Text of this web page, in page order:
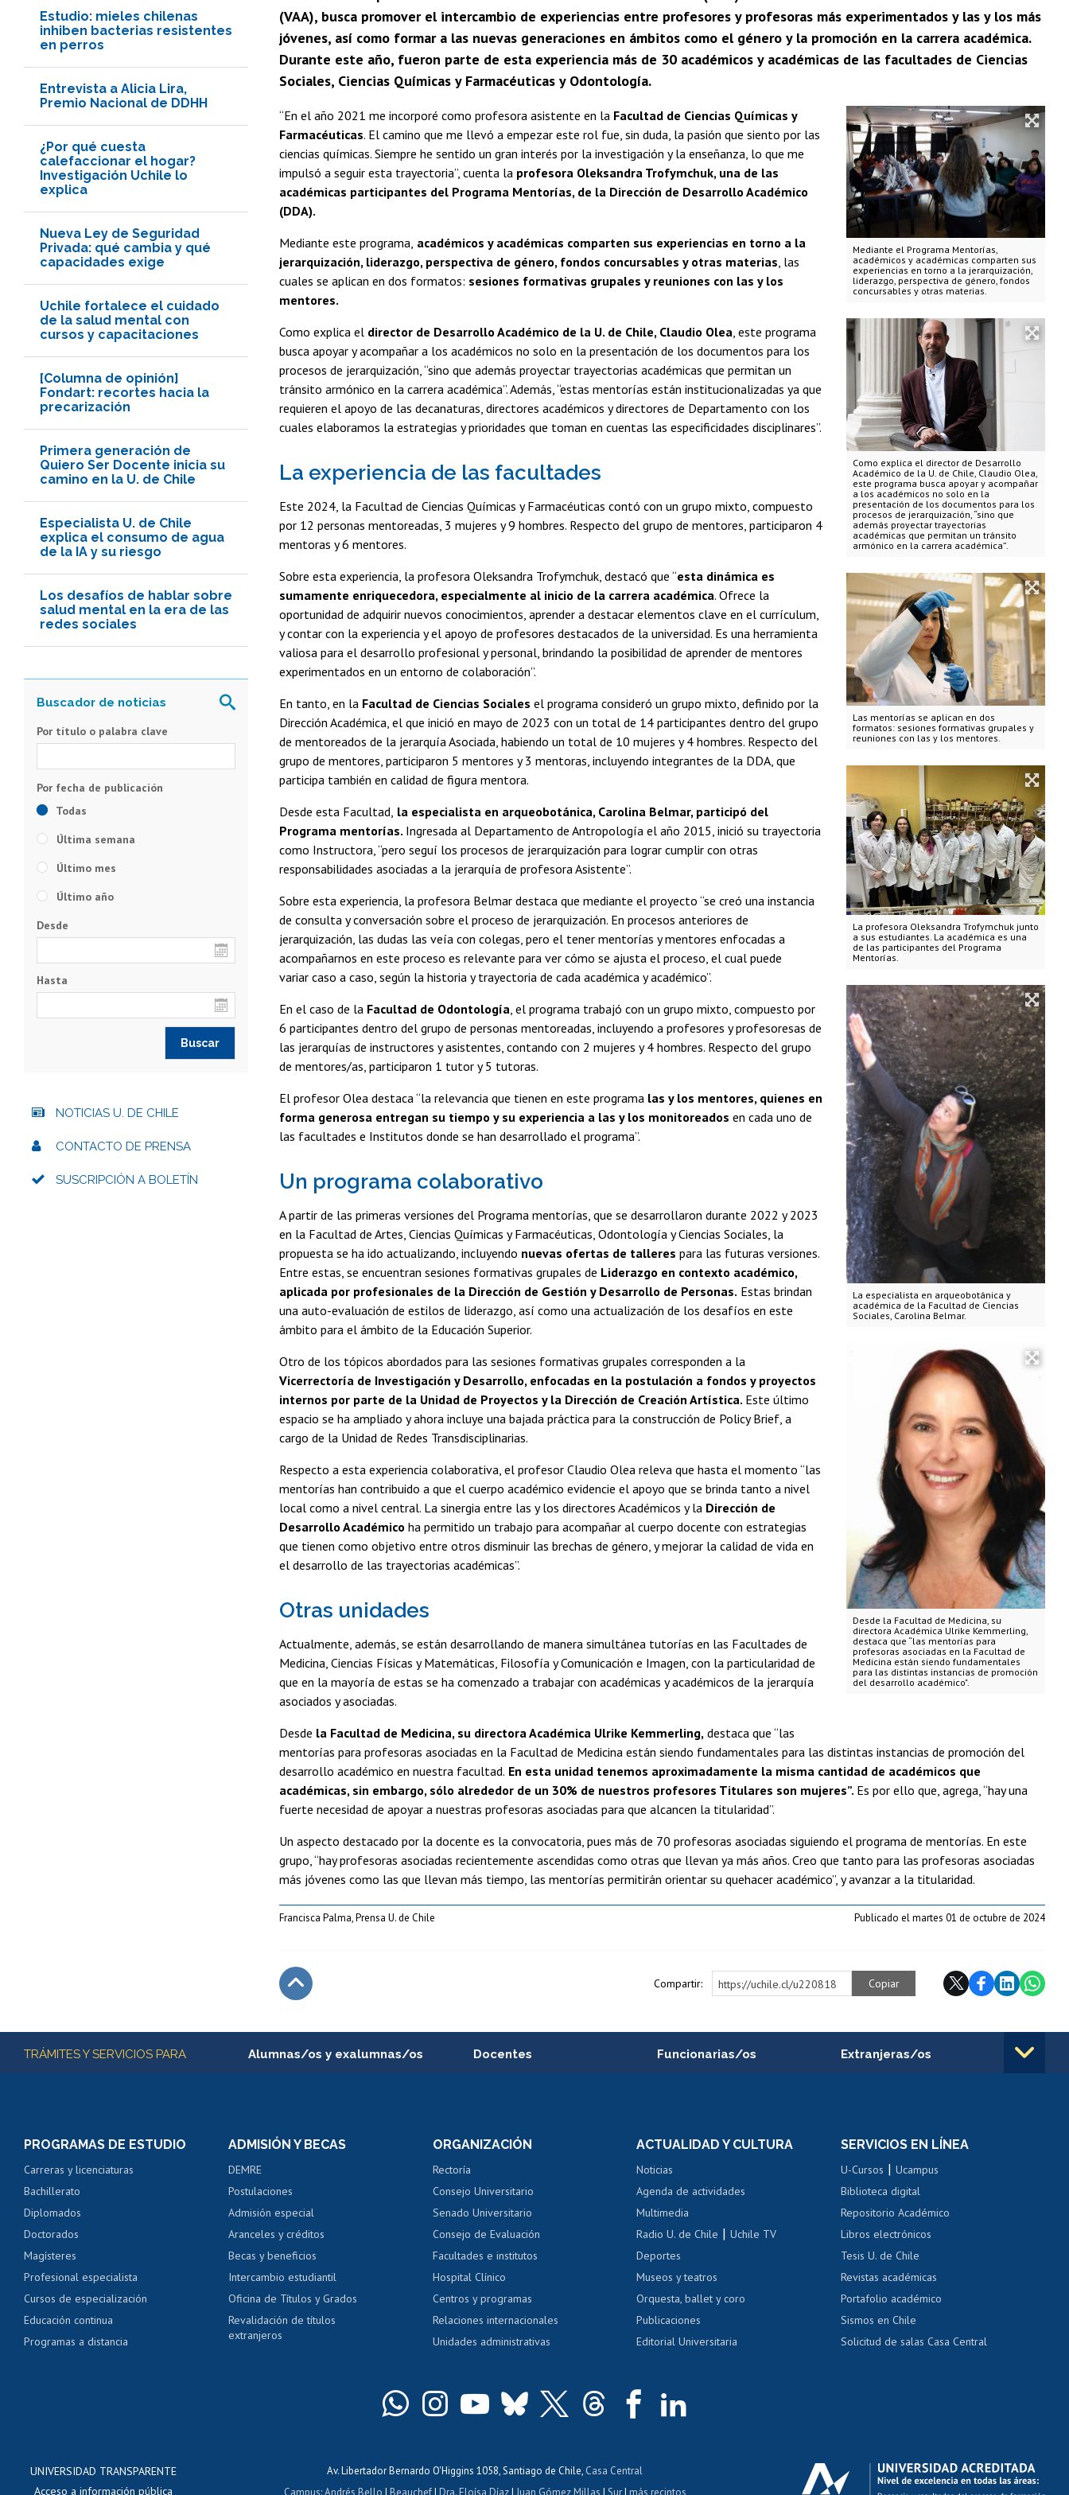
Estudio: mieles chilenas
inhiben bacterias resistentes
en perros
Entrevista a Alicia Lira,
Premio Nacional de DDHH
¿Por qué cuesta
calefaccionar el hogar?
Investigación Uchile lo
explica
Nueva Ley de Seguridad
Privada: qué cambia y qué
capacidades exige
Uchile fortalece el cuidado
de la salud mental con
cursos y capacitaciones
[Columna de opinión]
Fondart: recortes hacia la
precarización
Primera generación de
Quiero Ser Docente inicia su
camino en la U. de Chile
Especialista U. de Chile
explica el consumo de agua
de la IA y su riesgo
Los desafíos de hablar sobre
salud mental en la era de las
redes sociales
(VAA), busca promover el intercambio de experiencias entre profesores y profesoras más experimentados y las y los más
jóvenes, así como formar a las nuevas generaciones en ámbitos como el género y la promoción en la carrera académica.
Durante este año, fueron parte de esta experiencia más de 30 académicos y académicas de las facultades de Ciencias
Sociales, Ciencias Químicas y Farmacéuticas y Odontología.
Mediante el Programa Mentorías,
académicos y académicas comparten sus
experiencias en torno a la jerarquización,
liderazgo, perspectiva de género, fondos
concursables y otras materias.
Como explica el director de Desarrollo
Académico de la U. de Chile, Claudio Olea,
este programa busca apoyar y acompañar
a los académicos no solo en la
presentación de los documentos para los
procesos de jerarquización, “sino que
además proyectar trayectorias
académicas que permitan un tránsito
armónico en la carrera académica”.
Las mentorías se aplican en dos
formatos: sesiones formativas grupales y
reuniones con las y los mentores.
La profesora Oleksandra Trofymchuk junto
a sus estudiantes. La académica es una
de las participantes del Programa
Mentorías.
La especialista en arqueobotánica y
académica de la Facultad de Ciencias
Sociales, Carolina Belmar.
Desde la Facultad de Medicina, su
directora Académica Ulrike Kemmerling,
destaca que “las mentorías para
profesoras asociadas en la Facultad de
Medicina están siendo fundamentales
para las distintas instancias de promoción
del desarrollo académico".
“En el año 2021 me incorporé como profesora asistente en la Facultad de Ciencias Químicas y
Farmacéuticas. El camino que me llevó a empezar este rol fue, sin duda, la pasión que siento por las
ciencias químicas. Siempre he sentido un gran interés por la investigación y la enseñanza, lo que me
impulsó a seguir esta trayectoria”, cuenta la profesora Oleksandra Trofymchuk, una de las
académicas participantes del Programa Mentorías, de la Dirección de Desarrollo Académico
(DDA).
Mediante este programa, académicos y académicas comparten sus experiencias en torno a la
jerarquización, liderazgo, perspectiva de género, fondos concursables y otras materias , las
cuales se aplican en dos formatos: sesiones formativas grupales y reuniones con las y los
mentores.
Como explica el director de Desarrollo Académico de la U. de Chile, Claudio Olea , este programa
busca apoyar y acompañar a los académicos no solo en la presentación de los documentos para los
procesos de jerarquización, “sino que además proyectar trayectorias académicas que permitan un
tránsito armónico en la carrera académica”. Además, “estas mentorías están institucionalizadas ya que
requieren el apoyo de las decanaturas, directores académicos y directores de Departamento con los
cuales elaboramos la estrategias y prioridades que toman en cuentas las especificidades disciplinares”.
La experiencia de las facultades
Este 2024, la Facultad de Ciencias Químicas y Farmacéuticas contó con un grupo mixto, compuesto
por 12 personas mentoreadas, 3 mujeres y 9 hombres. Respecto del grupo de mentores, participaron 4
mentoras y 6 mentores.
Sobre esta experiencia, la profesora Oleksandra Trofymchuk, destacó que “esta dinámica es
sumamente enriquecedora, especialmente al inicio de la carrera académica. Ofrece la
oportunidad de adquirir nuevos conocimientos, aprender a destacar elementos clave en el currículum,
y contar con la experiencia y el apoyo de profesores destacados de la universidad. Es una herramienta
valiosa para el desarrollo profesional y personal, brindando la posibilidad de aprender de mentores
experimentados en un entorno de colaboración”.
En tanto, en la Facultad de Ciencias Sociales el programa consideró un grupo mixto, definido por la
Dirección Académica, el que inició en mayo de 2023 con un total de 14 participantes dentro del grupo
de mentoreados de la jerarquía Asociada, habiendo un total de 10 mujeres y 4 hombres. Respecto del
grupo de mentores, participaron 5 mentores y 3 mentoras, incluyendo integrantes de la DDA, que
participa también en calidad de figura mentora.
Desde esta Facultad, la especialista en arqueobotánica, Carolina Belmar, participó del
Programa mentorías. Ingresada al Departamento de Antropología el año 2015, inició su trayectoria
como Instructora, “pero seguí los procesos de jerarquización para lograr cumplir con otras
responsabilidades asociadas a la jerarquía de profesora Asistente”.
Sobre esta experiencia, la profesora Belmar destaca que mediante el proyecto “se creó una instancia
de consulta y conversación sobre el proceso de jerarquización. En procesos anteriores de
jerarquización, las dudas las veía con colegas, pero el tener mentorías y mentores enfocadas a
acompañarnos en este proceso es relevante para ver cómo se ajusta el proceso, el cual puede
variar caso a caso, según la historia y trayectoria de cada académica y académico”.
En el caso de la Facultad de Odontología , el programa trabajó con un grupo mixto, compuesto por
6 participantes dentro del grupo de personas mentoreadas, incluyendo a profesores y profesoresas de
las jerarquías de instructores y asistentes, contando con 2 mujeres y 4 hombres. Respecto del grupo
de mentores/as, participaron 1 tutor y 5 tutoras.
El profesor Olea destaca “la relevancia que tienen en este programa las y los mentores, quienes en
forma generosa entregan su tiempo y su experiencia a las y los monitoreados en cada uno de
las facultades e Institutos donde se han desarrollado el programa”.
Un programa colaborativo
A partir de las primeras versiones del Programa mentorías, que se desarrollaron durante 2022 y 2023
en la Facultad de Artes, Ciencias Químicas y Farmacéuticas, Odontología y Ciencias Sociales, la
propuesta se ha ido actualizando, incluyendo nuevas ofertas de talleres para las futuras versiones.
Entre estas, se encuentran sesiones formativas grupales de Liderazgo en contexto académico,
aplicada por profesionales de la Dirección de Gestión y Desarrollo de Personas. Estas brindan
una auto-evaluación de estilos de liderazgo, así como una actualización de los desafíos en este
ámbito para el ámbito de la Educación Superior.
Otro de los tópicos abordados para las sesiones formativas grupales corresponden a la
Vicerrectoría de Investigación y Desarrollo, enfocadas en la postulación a fondos y proyectos
internos por parte de la Unidad de Proyectos y la Dirección de Creación Artística. Este último
espacio se ha ampliado y ahora incluye una bajada práctica para la construcción de Policy Brief, a
cargo de la Unidad de Redes Transdisciplinarias.
Respecto a esta experiencia colaborativa, el profesor Claudio Olea releva que hasta el momento “las
mentorías han contribuido a que el cuerpo académico evidencie el apoyo que se brinda tanto a nivel
local como a nivel central. La sinergia entre las y los directores Académicos y la Dirección de
Desarrollo Académico ha permitido un trabajo para acompañar al cuerpo docente con estrategias
que tienen como objetivo entre otros disminuir las brechas de género, y mejorar la calidad de vida en
el desarrollo de las trayectorias académicas”.
Otras unidades
Actualmente, además, se están desarrollando de manera simultánea tutorías en las Facultades de
Medicina, Ciencias Físicas y Matemáticas, Filosofía y Comunicación e Imagen, con la particularidad de
que en la mayoría de estas se ha comenzado a trabajar con académicas y académicos de la jerarquía
asociados y asociadas.
Desde la Facultad de Medicina, su directora Académica Ulrike Kemmerling, destaca que “las
mentorías para profesoras asociadas en la Facultad de Medicina están siendo fundamentales para las distintas instancias de promoción del
desarrollo académico en nuestra facultad. En esta unidad tenemos aproximadamente la misma cantidad de académicos que
académicas, sin embargo, sólo alrededor de un 30% de nuestros profesores Titulares son mujeres”. Es por ello que, agrega, “hay una
fuerte necesidad de apoyar a nuestras profesoras asociadas para que alcancen la titularidad”.
Un aspecto destacado por la docente es la convocatoria, pues más de 70 profesoras asociadas siguiendo el programa de mentorías. En este
grupo, “hay profesoras asociadas recientemente ascendidas como otras que llevan ya más años. Creo que tanto para las profesoras asociadas
más jóvenes como las que llevan más tiempo, las mentorías permitirán orientar su quehacer académico”, y avanzar a la titularidad.
Francisca Palma, Prensa U. de Chile Publicado el martes 01 de octubre de 2024
Compartir: https://uchile.cl/u220818 Copiar
Por título o palabra clave
Todas
Última semana
Último mes
Último año
Desde
Hasta
NOTICIAS U. DE CHILE
CONTACTO DE PRENSA
SUSCRIPCIÓN A BOLETÍN
Más información
TRÁMITES Y SERVICIOS PARA Alumnas/os y exalumnas/os
Consulta y certificado de notas
Servicio médico y dental
Pago de arancel y crédito alumnos
Pago de arancel y crédito exalumnos
Certificado de títulos y grados
Docentes
Perfeccionamiento
Evaluación docente
Calificación académica
Postulación al AUCAI
Funcionarias/os
Portal de movilidad interna
Certificado de renta
Certificado de renta
Gestión de correo uchile
Extranjeras/os
Movilidad Estudiantil
Cursos de español
Acoso laboral, sexual y violencia
PROGRAMAS DE ESTUDIO
Carreras y licenciaturas
Bachillerato
Diplomados
Doctorados
Magísteres
Profesional especialista
Cursos de especialización
Educación continua
Programas a distancia
ADMISIÓN Y BECAS
DEMRE
Postulaciones
Admisión especial
Aranceles y créditos
Becas y beneficios
Intercambio estudiantil
Oficina de Títulos y Grados
Revalidación de títulos
extranjeros
ORGANIZACIÓN
Rectoría
Consejo Universitario
Senado Universitario
Consejo de Evaluación
Facultades e institutos
Hospital Clínico
Centros y programas
Relaciones internacionales
Unidades administrativas
ACTUALIDAD Y CULTURA
Noticias
Agenda de actividades
Multimedia
Radio U. de Chile |Uchile TV
Deportes
Museos y teatros
Orquesta, ballet y coro
Publicaciones
Editorial Universitaria
SERVICIOS EN LÍNEA
U-Cursos |Ucampus
Biblioteca digital
Repositorio Académico
Libros electrónicos
Tesis U. de Chile
Revistas académicas
Portafolio académico
Sismos en Chile
Solicitud de salas Casa Central
UNIVERSIDAD TRANSPARENTE
Acceso a información pública
Av. Libertador Bernardo O'Higgins 1058, Santiago de Chile, Casa Central
Campus:Andrés Bello | Beauchef| Dra. Eloísa Díaz| Juan Gómez Millas | Sur| más recintos